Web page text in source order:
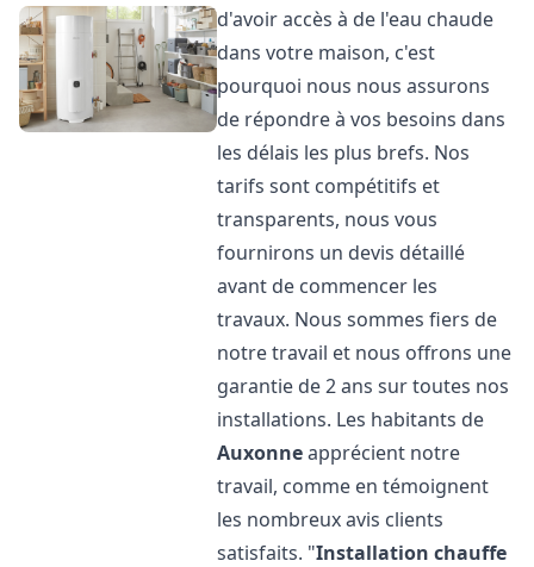
d'avoir accès à de l'eau chaude
dans votre maison, c'est
pourquoi nous nous assurons
de répondre à vos besoins dans
les délais les plus brefs. Nos
tarifs sont compétitifs et
transparents, nous vous
fournirons un devis détaillé
avant de commencer les
travaux. Nous sommes fiers de
notre travail et nous offrons une
garantie de 2 ans sur toutes nos
installations. Les habitants de
Auxonneapprécient notre
travail, comme en témoignent
les nombreux avis clients
satisfaits. "Installation chauffe